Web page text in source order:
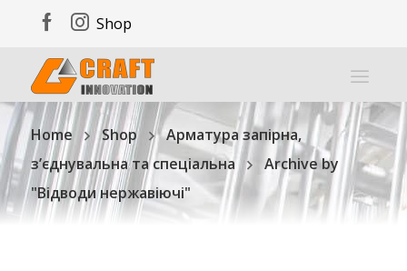
Shop
Home Shop
Арматура запірна,
з’єднувальна та спеціальна
Archive by
"Відводи нержавіючі"